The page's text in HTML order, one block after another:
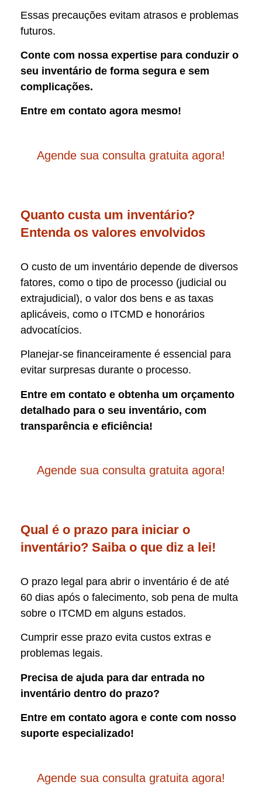
Essas precauções evitam atrasos e problemas
futuros.
Conte com nossa expertise para conduzir o
seu inventário de forma segura e sem
complicações.
Entre em contato agora mesmo!
Agende sua consulta gratuita agora!
Quanto custa um inventário?
Entenda os valores envolvidos
O custo de um inventário depende de diversos
fatores, como o tipo de processo (judicial ou
extrajudicial), o valor dos bens e as taxas
aplicáveis, como o ITCMD e honorários
advocatícios.
Planejar-se financeiramente é essencial para
evitar surpresas durante o processo.
Entre em contato e obtenha um orçamento
detalhado para o seu inventário, com
transparência e eficiência!
Agende sua consulta gratuita agora!
Qual é o prazo para iniciar o
inventário? Saiba o que diz a lei!
O prazo legal para abrir o inventário é de até
60 dias após o falecimento, sob pena de multa
sobre o ITCMD em alguns estados.
Cumprir esse prazo evita custos extras e
problemas legais.
Precisa de ajuda para dar entrada no
inventário dentro do prazo?
Entre em contato agora e conte com nosso
suporte especializado!
Agende sua consulta gratuita agora!